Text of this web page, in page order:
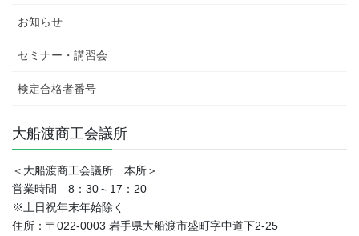
お知らせ
セミナー・講習会
検定合格者番号
大船渡商工会議所
＜大船渡商工会議所 本所＞
営業時間 8：30～17：20
※土日祝年末年始除く
住所：〒022-0003 岩手県大船渡市盛町字中道下2-25